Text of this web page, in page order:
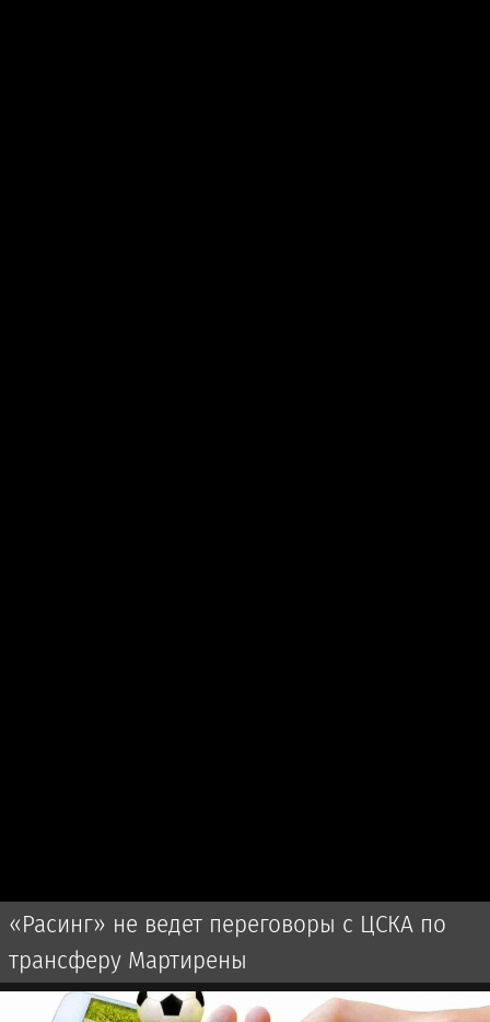
«Расинг» не ведет переговоры с ЦСКА по
трансферу Мартирены